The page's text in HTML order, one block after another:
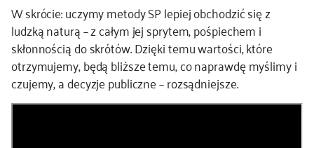
W skrócie: uczymy metody SP lepiej obchodzić się z
ludzką naturą – z całym jej sprytem, pośpiechem i
skłonnością do skrótów. Dzięki temu wartości, które
otrzymujemy, będą bliższe temu, co naprawdę myślimy i
czujemy, a decyzje publiczne – rozsądniejsze.